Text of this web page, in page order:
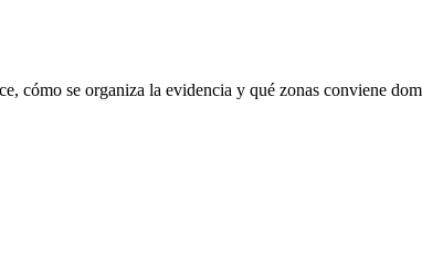
cómo se organiza la evidencia y qué zonas conviene